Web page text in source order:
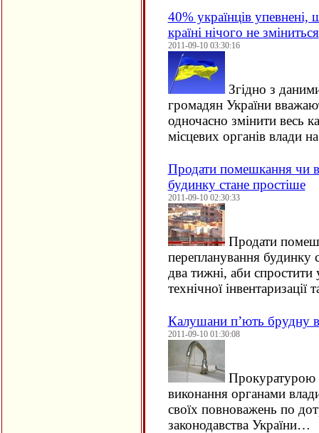
40% українців упевнені,
країні нічого не зміниться
2011-09-10 03:30:16
Згідно з
громадян України
одночасно змінити весь
місцевих органів влади
Продати помешкання чи
будинку стане простіше
2011-09-10 02:30:33
Продати
перепланування будинку
два тижні, аби
технічної
Калушани п’ють брудну
2011-09-10 01:30:08
Прокуратурою
виконання органами
своїх повноважень по
законодавства України…